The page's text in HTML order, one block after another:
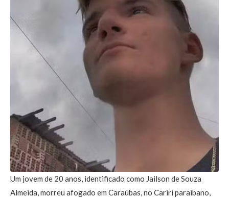
Um jovem de 20 anos, identificado como Jailson de Souza
Almeida, morreu afogado em Caraúbas, no Cariri paraibano,